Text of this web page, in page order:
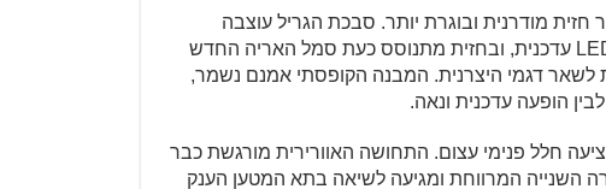
העניקה לריפטר חזית מודרנית ובוגרת יותר. סבכת הגריל עוצבה
מחדש, יחידות התאורה קיבלו חתימת LED עדכנית, ובחזית מתנוסס כעת סמל האריה החדש
לשאר דגמי היצרנית. המבנה הקופסתי אמנם נשמר,
הופעה עדכנית ונאה.
חלל פנימי עצום. התחושה האוורירית מורגשת כבר
השנייה המרווחת ומגיעה לשיאה בתא המטען הענק